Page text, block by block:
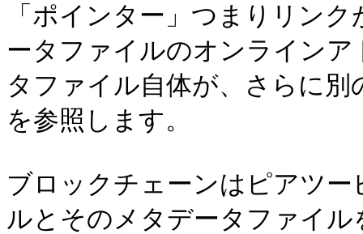
「ポインター」つまりリン
ータファイルのオンライン
タファイル自体が、さらに
を参照します。
ブロックチェーンはピアツ
ルとそのメタデータファイ